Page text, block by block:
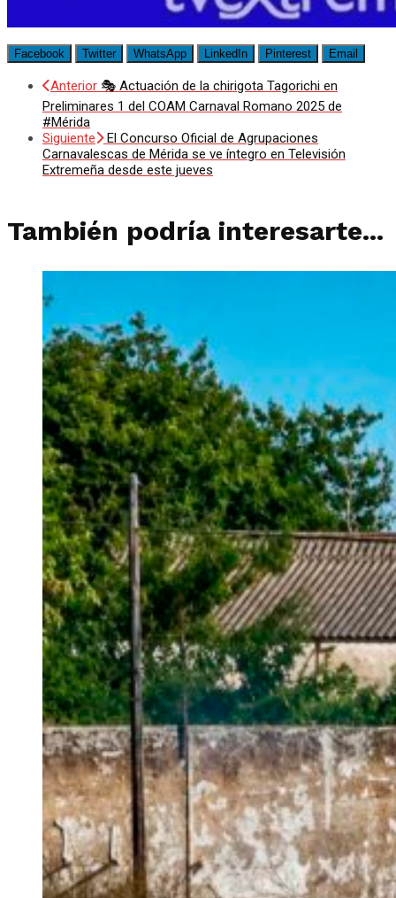
Facebook Twitter WhatsApp LinkedIn Pinterest Email
Anterior 🎭 Actuación de la chirigota Tagorichi en
Preliminares 1 del COAM Carnaval Romano 2025 de
#Mérida
Siguiente
El Concurso Oficial de Agrupaciones
Carnavalescas de Mérida se ve íntegro en Televisión
Extremeña desde este jueves
También podría interesarte...